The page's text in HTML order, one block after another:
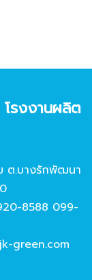
รงงานผลิต
ต.บางรักพัฒนา
8588 099-
green.com